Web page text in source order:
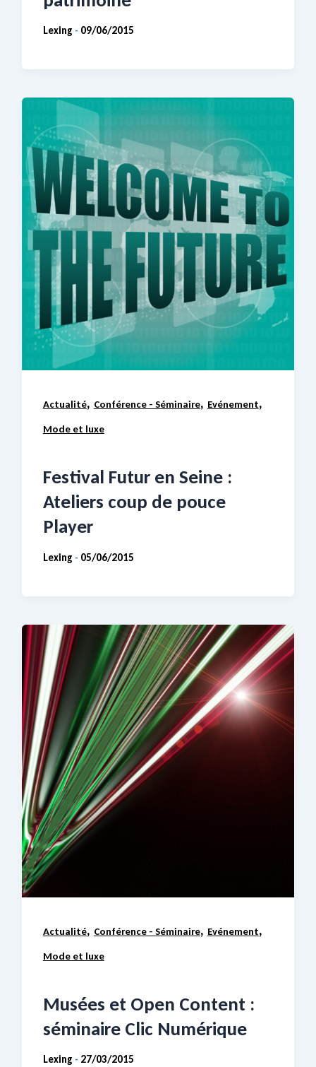
Lexing - 09/06/2015
Actualité, Conférence - Séminaire, Evénement,
Mode et luxe
Festival Futur en Seine :
Ateliers coup de pouce
Player
Lexing - 05/06/2015
Actualité, Conférence - Séminaire, Evénement,
Mode et luxe
Musées et Open Content :
séminaire Clic Numérique
Lexing - 27/03/2015